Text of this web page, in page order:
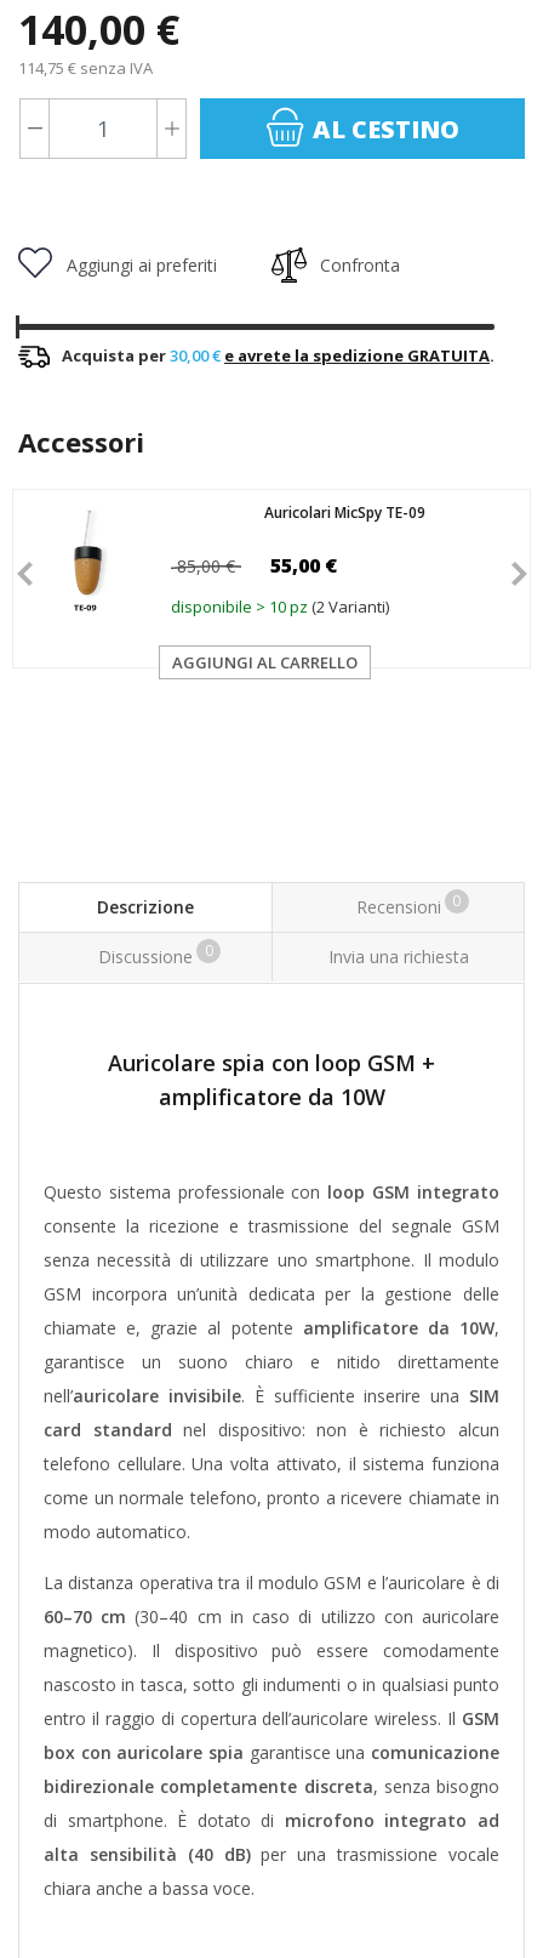
140,00 €
114,75 € senza IVA
AL CESTINO
Aggiungi ai preferiti Confronta
Acquista per30,00 € e avrete la spedizione GRATUITA.
Accessori
Auricolari MicSpy TE-09
85,00 € 55,00 €
disponibile > 10 pz (2 Varianti)
AGGIUNGI AL CARRELLO
Descrizione Recensioni 0
Discussione 0 Invia una richiesta
Auricolare spia con loop GSM +
amplificatore da 10W
Questo sistema professionale con loop GSM integrato
consente la ricezione e trasmissione del segnale GSM
senza necessità di utilizzare uno smartphone. Il modulo
GSM incorpora un’unità dedicata per la gestione delle
chiamate e, grazie al potente amplificatore da 10W,
garantisce un suono chiaro e nitido direttamente
nell’auricolare invisibile. È sufficiente inserire una SIM
card standard nel dispositivo: non è richiesto alcun
telefono cellulare. Una volta attivato, il sistema funziona
come un normale telefono, pronto a ricevere chiamate in
modo automatico.
La distanza operativa tra il modulo GSM e l’auricolare è di
60–70 cm (30–40 cm in caso di utilizzo con auricolare
magnetico). Il dispositivo può essere comodamente
nascosto in tasca, sotto gli indumenti o in qualsiasi punto
entro il raggio di copertura dell’auricolare wireless. Il GSM
box con auricolare spia garantisce una comunicazione
bidirezionale completamente discreta, senza bisogno
di smartphone. È dotato di microfono integrato ad
alta sensibilità (40 dB)per una trasmissione vocale
chiara anche a bassa voce.